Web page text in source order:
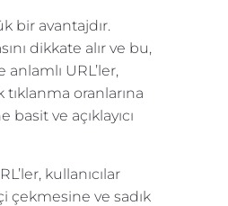
bir avantajdır.
dikkate alır ve bu,
URL’ler,
oranlarına
ve açıklayıcı
kullanıcılar
çekmesine ve sadık